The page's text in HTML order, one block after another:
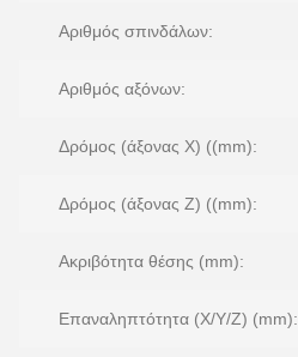
Αριθμός σπινδάλων:
Αριθμός αξόνων:
Δρόμος (άξονας Χ) ((mm):
Δρόμος (άξονας Z) ((mm):
Ακριβότητα θέσης (mm):
Επαναληπτότητα (X/Y/Z) (mm):